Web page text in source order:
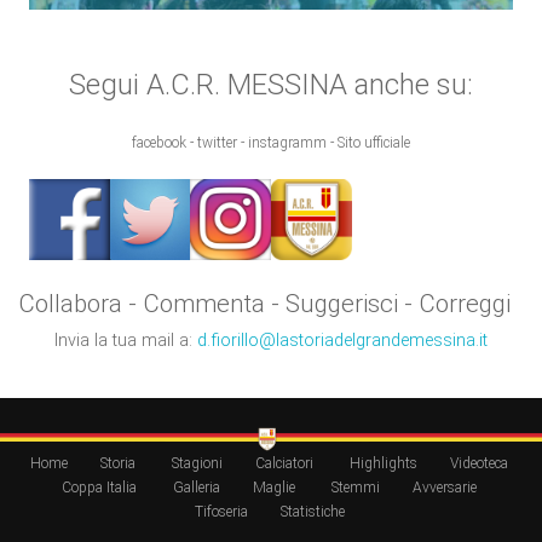
Segui A.C.R. MESSINA anche su:
facebook - twitter - instagramm - Sito ufficiale
Collabora - Commenta - Suggerisci - Correggi
Invia la tua mail a: d.fiorillo@lastoriadelgrandemessina.it
Home Storia Stagioni Calciatori Highlights
Videoteca
Coppa Italia
Galleria Maglie Stemmi
Avversarie
Tifoseria
Statistiche